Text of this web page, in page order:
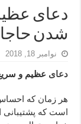
دعا برای عاشق
دعای حفظ جان
انواع ذکرهای
دعای روزی و رفع
ختم سوره تکاثر
دعای
شدن
نوامبر 18, 2018
دعای عظیم و
هر زمان که
است که پشتیبانی